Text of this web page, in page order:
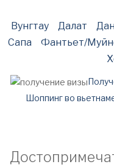
Вунгтау Далат
Сапа
Фантьет/
Шоппинг во